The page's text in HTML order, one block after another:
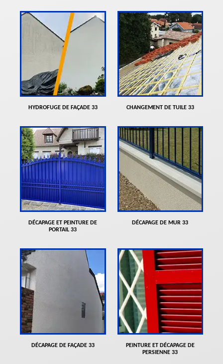
HYDROFUGE DE FAÇADE 33 CHANGEMENT DE TUILE 33
DÉCAPAGE ET PEINTURE DE
PORTAIL 33
DÉCAPAGE DE MUR 33
DÉCAPAGE DE FAÇADE 33
PEINTURE ET DÉCAPAGE DE
PERSIENNE 33